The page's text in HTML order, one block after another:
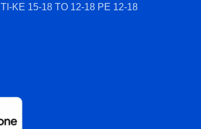
TI-KE 15-18 TO 12-18 PE 12-18